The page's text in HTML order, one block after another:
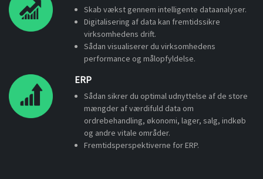
Skab vækst gennem intelligente dataanalyser.
Digitalisering af data kan fremtidssikre
virksomhedens drift.
Sådan visualiserer du virksomhedens
performance og målopfyldelse.
ERP
Sådan sikrer du optimal udnyttelse af de store
mængder af værdifuld data om
ordrebehandling, økonomi, lager, salg, indkøb
og andre vitale områder.
Fremtidsperspektiverne for ERP.